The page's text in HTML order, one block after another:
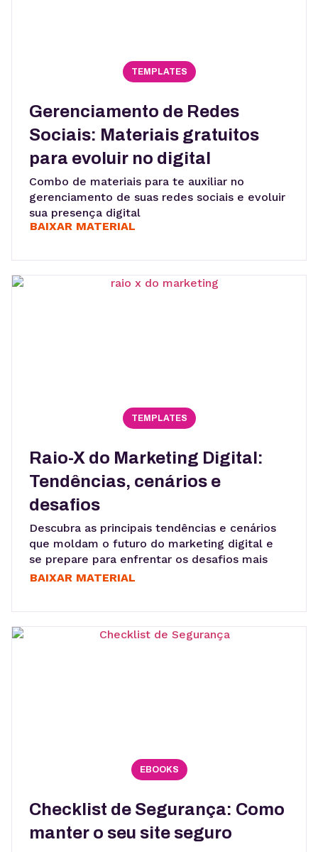
TEMPLATES
Gerenciamento de Redes
Sociais: Materiais gratuitos
para evoluir no digital
Combo de materiais para te auxiliar no
gerenciamento de suas redes sociais e evoluir
sua presença digital
BAIXAR MATERIAL
TEMPLATES
Raio-X do Marketing Digital:
Tendências, cenários e
desafios
Descubra as principais tendências e cenários
que moldam o futuro do marketing digital e
se prepare para enfrentar os desafios mais
atuais do mercado.
BAIXAR MATERIAL
EBOOKS
Checklist de Segurança: Como
manter o seu site seguro